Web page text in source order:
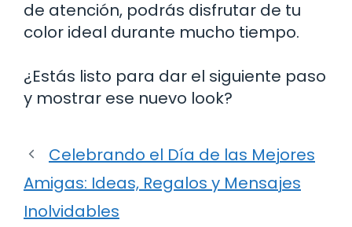
de atención, podrás disfrutar de tu
color ideal durante mucho tiempo.
¿Estás listo para dar el siguiente paso
y mostrar ese nuevo look?
Celebrando el Día de las Mejores
Amigas: Ideas, Regalos y Mensajes
Inolvidables